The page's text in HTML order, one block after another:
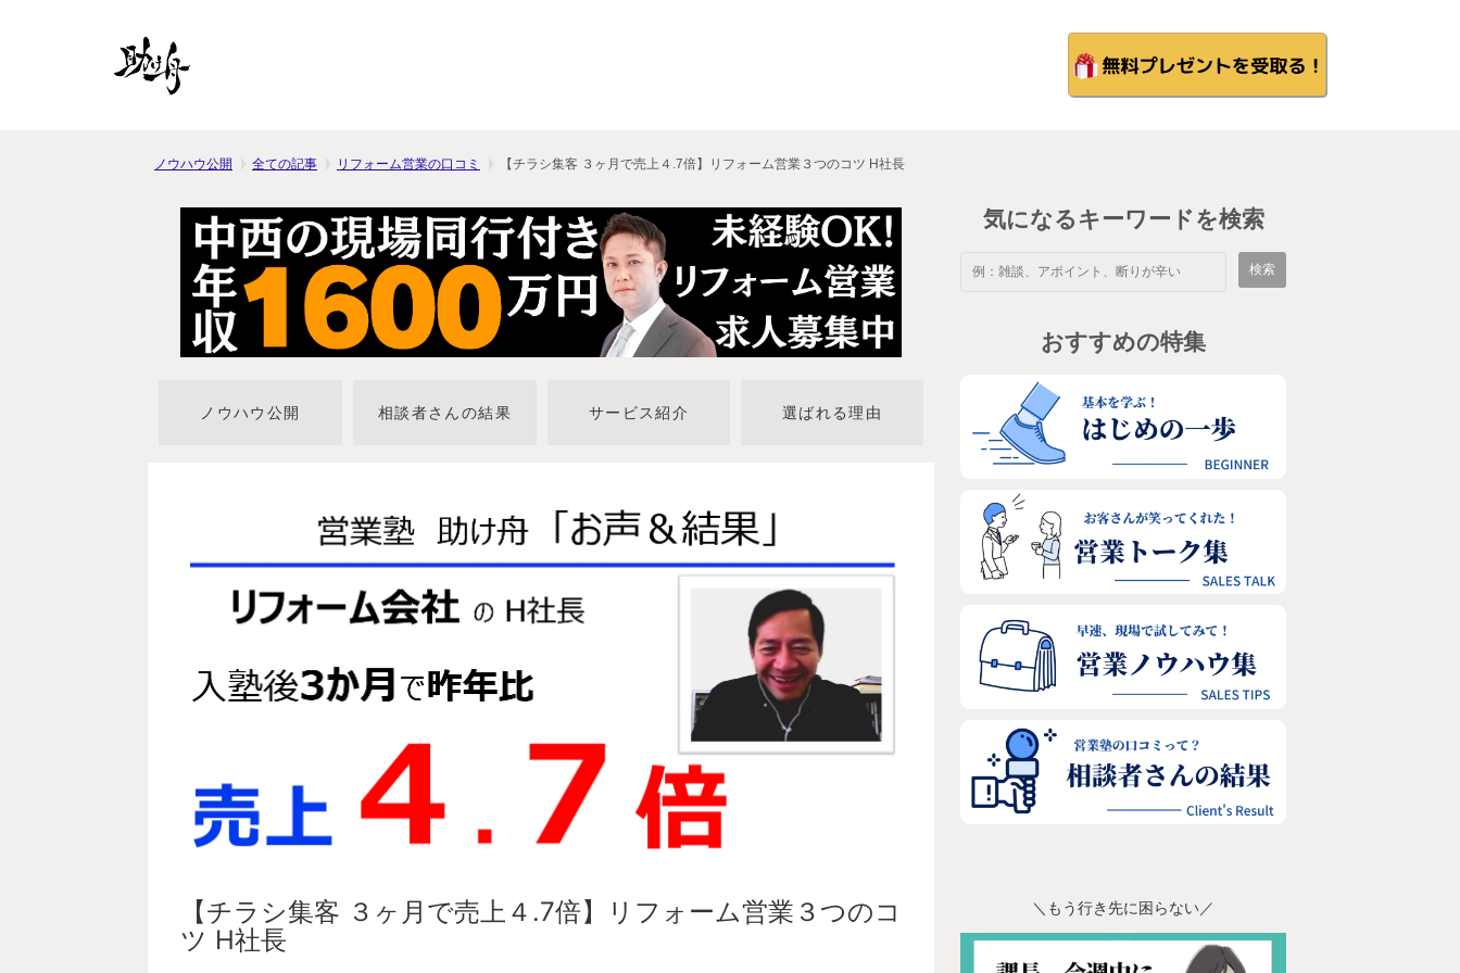
ノウハウ公開 全ての記事 リフォーム営業の口コミ 【チラシ集客 ３ヶ月で売上４.7倍】リフォーム営業３つのコツ H社長
ノウハウ公開 相談者さんの結果 サービス紹介 選ばれる理由
【チラシ集客 ３ヶ月で売上４.7倍】リフォーム営業３つのコ
ツ H社長
気になるキーワードを検索
おすすめの特集
＼もう行き先に困らない／